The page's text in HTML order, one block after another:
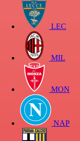
LEC
MIL
MON
NAP